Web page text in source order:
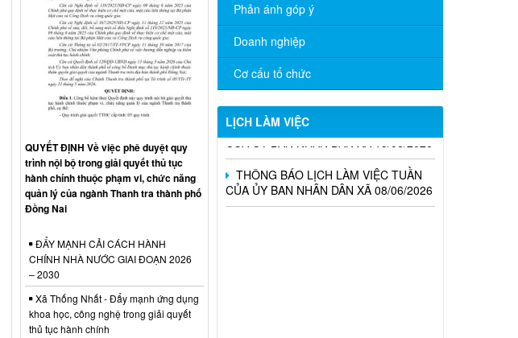
Phản ánh góp ý
Doanh nghiệp
Cơ cấu tổ chức
LỊCH LÀM VIỆC
THÔNG BÁO LỊCH LÀM VIỆC TUẦN
CỦA ỦY BAN NHÂN DÂN XÃ 06/07/2026
THÔNG BÁO LỊCH LÀM VIỆC TUẦN
CỦA ỦY BAN NHÂN DÂN XÃ 29/06/2026
THÔNG BÁO LỊCH LÀM VIỆC TUẦN
CỦA ỦY BAN NHÂN DÂN XÃ 15/06/2026
THÔNG BÁO LỊCH LÀM VIỆC TUẦN
CỦA ỦY BAN NHÂN DÂN XÃ 08/06/2026
Nghị Quyết về việc công bố danh sách
QUYẾT ĐỊNH Về việc phê duyệt quy
trình nội bộ trong giải quyết thủ tục
hành chính thuộc phạm vi, chức năng
quản lý của ngành Thanh tra thành phố
Đồng Nai
ĐẨY MẠNH CẢI CÁCH HÀNH
CHÍNH NHÀ NƯỚC GIAI ĐOẠN 2026
– 2030
Xã Thống Nhất - Đẩy mạnh ứng dụng
khoa học, công nghệ trong giải quyết
thủ tục hành chính